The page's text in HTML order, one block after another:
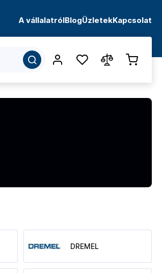
A vállalatrólBlogÜzletekKapcsolat
DREMEL